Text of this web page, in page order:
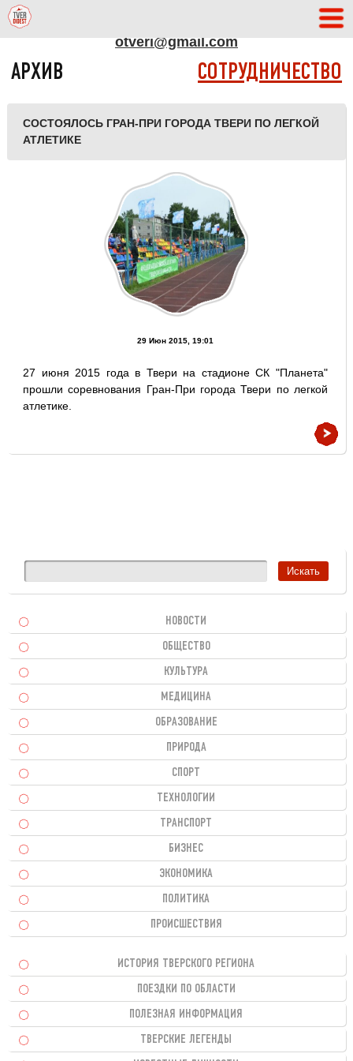
otveri@gmail.com
АРХИВ СОТРУДНИЧЕСТВО
СОСТОЯЛОСЬ ГРАН-ПРИ ГОРОДА ТВЕРИ ПО ЛЕГКОЙ
АТЛЕТИКЕ
29 Июн 2015, 19:01
27 июня 2015 года в Твери на стадионе СК "Планета"
прошли соревнования Гран-При города Твери по легкой
атлетике.
НОВОСТИ
ОБЩЕСТВО
КУЛЬТУРА
МЕДИЦИНА
ОБРАЗОВАНИЕ
ПРИРОДА
СПОРТ
ТЕХНОЛОГИИ
ТРАНСПОРТ
БИЗНЕС
ЭКОНОМИКА
ПОЛИТИКА
ПРОИСШЕСТВИЯ
ИСТОРИЯ ТВЕРСКОГО РЕГИОНА
ПОЕЗДКИ ПО ОБЛАСТИ
ПОЛЕЗНАЯ ИНФОРМАЦИЯ
ТВЕРСКИЕ ЛЕГЕНДЫ